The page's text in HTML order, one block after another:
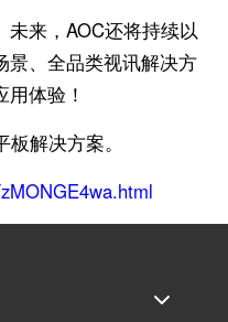
来，AOC还将持续以
景、全品类视讯解决方
体验！
解决方案。